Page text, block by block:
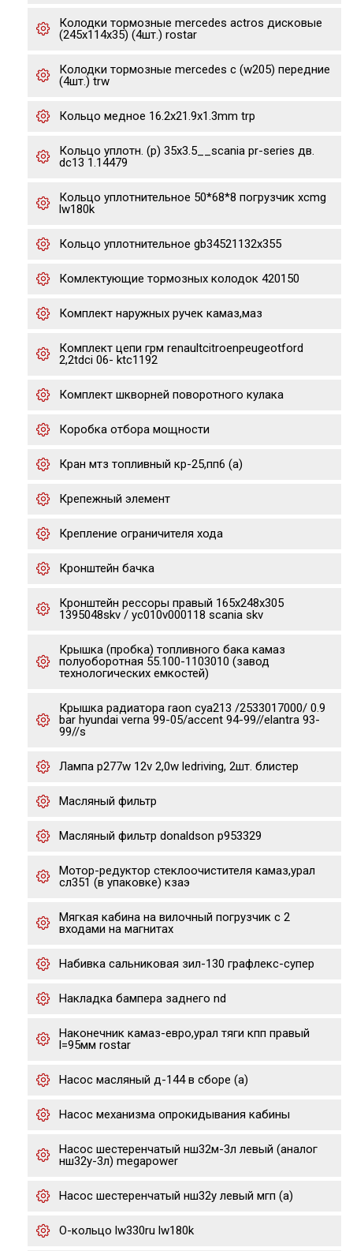
Колодки тормозные mercedes actros дисковые
(245x114x35) (4шт.) rostar
Колодки тормозные mercedes c (w205) передние
(4шт.) trw
Кольцо медное 16.2x21.9x1.3mm trp
Кольцо уплотн. (р) 35x3.5__scania pr-series дв.
dc13 1.14479
Кольцо уплотнительное 50*68*8 погрузчик xcmg
lw180k
Кольцо уплотнительное gb34521132x355
Комлектующие тормозных колодок 420150
Комплект наружных ручек камаз,маз
Комплект цепи грм renaultcitroenpeugeotford
2,2tdci 06- ktc1192
Комплект шкворней поворотного кулака
Коробка отбора мощности
Кран мтз топливный кр-25,пп6 (а)
Крепежный элемент
Крепление ограничителя хода
Кронштейн бачка
Кронштейн рессоры правый 165x248x305
1395048skv / yc010v000118 scania skv
Крышка (пробка) топливного бака камаз
полуоборотная 55.100-1103010 (завод
технологических емкостей)
Крышка радиатора raon cya213 /2533017000/ 0.9
bar hyundai verna 99-05/accent 94-99//elantra 93-
99//s
Лампа p277w 12v 2,0w ledriving, 2шт. блистер
Масляный фильтр
Масляный фильтр donaldson p953329
Мотор-редуктор стеклоочистителя камаз,урал
сл351 (в упаковке) кзаэ
Мягкая кабина на вилочный погрузчик с 2
входами на магнитах
Набивка сальниковая зил-130 графлекс-супер
Накладка бампера заднего nd
Наконечник камаз-евро,урал тяги кпп правый
l=95мм rostar
Насос масляный д-144 в сборе (а)
Насос механизма опрокидывания кабины
Насос шестеренчатый нш32м-3л левый (аналог
нш32у-3л) megapower
Насос шестеренчатый нш32у левый мгп (а)
О-кольцо lw330ru lw180k